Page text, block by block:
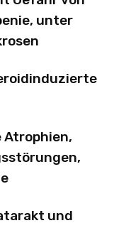
unter
Atrophien,
und